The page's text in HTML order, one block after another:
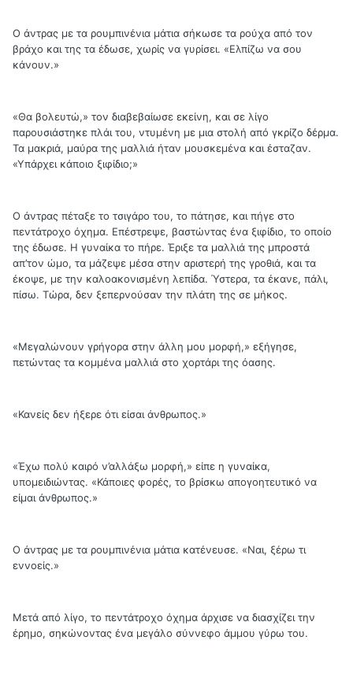
Ο άντρας με τα ρουμπινένια μάτια σήκωσε τα ρούχα από τον
βράχο και της τα έδωσε, χωρίς να γυρίσει. «Ελπίζω να σου
κάνουν.»
«Θα βολευτώ,» τον διαβεβαίωσε εκείνη, και σε λίγο
παρουσιάστηκε πλάι του, ντυμένη με μια στολή από γκρίζο δέρμα.
Τα μακριά, μαύρα της μαλλιά ήταν μουσκεμένα και έσταζαν.
«Υπάρχει κάποιο ξιφίδιο;»
Ο άντρας πέταξε το τσιγάρο του, το πάτησε, και πήγε στο
πεντάτροχο όχημα. Επέστρεψε, βαστώντας ένα ξιφίδιο, το οποίο
της έδωσε. Η γυναίκα το πήρε. Έριξε τα μαλλιά της μπροστά
απ’τον ώμο, τα μάζεψε μέσα στην αριστερή της γροθιά, και τα
έκοψε, με την καλοακονισμένη λεπίδα. Ύστερα, τα έκανε, πάλι,
πίσω. Τώρα, δεν ξεπερνούσαν την πλάτη της σε μήκος.
«Μεγαλώνουν γρήγορα στην άλλη μου μορφή,» εξήγησε,
πετώντας τα κομμένα μαλλιά στο χορτάρι της όασης.
«Κανείς δεν ήξερε ότι είσαι άνθρωπος.»
«Έχω πολύ καιρό ν’αλλάξω μορφή,» είπε η γυναίκα,
υπομειδιώντας. «Κάποιες φορές, το βρίσκω απογοητευτικό να
είμαι άνθρωπος.»
Ο άντρας με τα ρουμπινένια μάτια κατένευσε. «Ναι, ξέρω τι
εννοείς.»
Μετά από λίγο, το πεντάτροχο όχημα άρχισε να διασχίζει την
έρημο, σηκώνοντας ένα μεγάλο σύννεφο άμμου γύρω του.